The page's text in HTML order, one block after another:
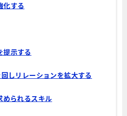
化する
提示する
しリレーションを拡大する
められるスキル